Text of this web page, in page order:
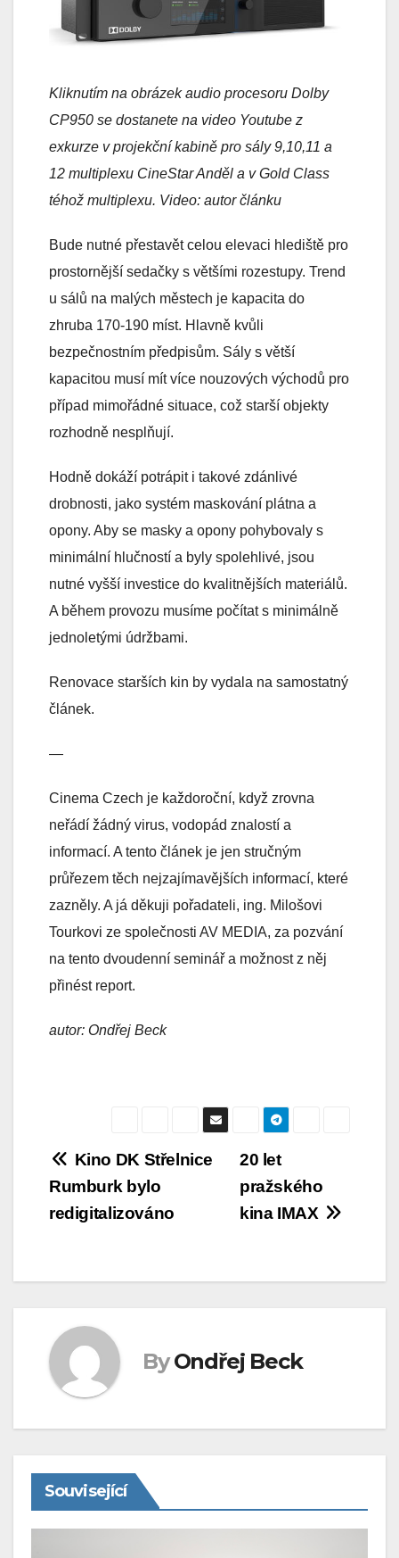
Kliknutím na obrázek audio procesoru Dolby
CP950 se dostanete na video Youtube z
exkurze v projekční kabině pro sály 9,10,11 a
12 multiplexu CineStar Anděl a v Gold Class
téhož multiplexu. Video: autor článku
Bude nutné přestavět celou elevaci hlediště pro
prostornější sedačky s většími rozestupy. Trend
u sálů na malých městech je kapacita do
zhruba 170-190 míst. Hlavně kvůli
bezpečnostním předpisům. Sály s větší
kapacitou musí mít více nouzových východů pro
případ mimořádné situace, což starší objekty
rozhodně nesplňují.
Hodně dokáží potrápit i takové zdánlivé
drobnosti, jako systém maskování plátna a
opony. Aby se masky a opony pohybovaly s
minimální hlučností a byly spolehlivé, jsou
nutné vyšší investice do kvalitnějších materiálů.
A během provozu musíme počítat s minimálně
jednoletými údržbami.
Renovace starších kin by vydala na samostatný
článek.
—
Cinema Czech je každoroční, když zrovna
neřádí žádný virus, vodopád znalostí a
informací. A tento článek je jen stručným
průřezem těch nejzajímavějších informací, které
zazněly. A já děkuji pořadateli, ing. Milošovi
Tourkovi ze společnosti AV MEDIA, za pozvání
na tento dvoudenní seminář a možnost z něj
přinést report.
autor: Ondřej Beck
Navigace
pro
20 let
pražského
kina IMAX
Kino DK Střelnice
Rumburk bylo
redigitalizováno
By Ondřej Beck
Související